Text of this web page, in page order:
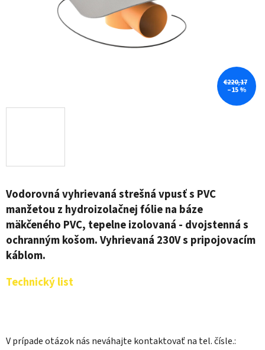
Vodorovná vyhrievaná strešná vpusť s PVC
manžetou z hydroizolačnej fólie na báze
mäkčeného PVC, tepelne izolovaná - dvojstenná s
ochranným košom. Vyhrievaná 230V s pripojovacím
káblom.
Technický list
V prípade otázok nás neváhajte kontaktovať na tel. čísle.:
€220,17
–15 %